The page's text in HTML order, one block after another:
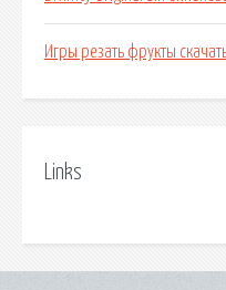
Игры резать фрукты
Links